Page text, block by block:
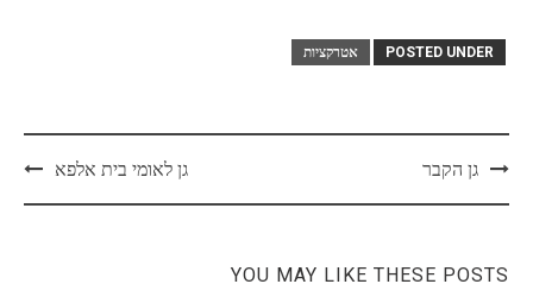
POSTED UNDER אטרקציות
Postגן הקבר גן לאומי בית אלפא
YOU MAY LIKE THESE POSTS